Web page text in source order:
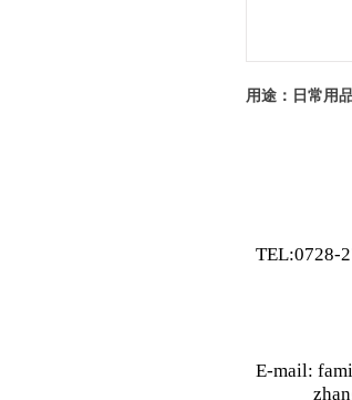
用途：日常用
TEL:0728-
E-mail: